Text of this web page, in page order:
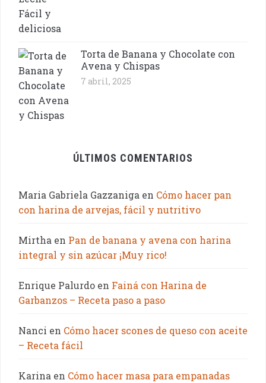
Torta de Banana y Chocolate con
Avena y Chispas
7 abril, 2025
ÚLTIMOS COMENTARIOS
Maria Gabriela Gazzaniga en Cómo hacer pan
con harina de arvejas, fácil y nutritivo
Mirtha en Pan de banana y avena con harina
integral y sin azúcar ¡Muy rico!
Enrique Palurdo en Fainá con Harina de
Garbanzos – Receta paso a paso
Nanci en Cómo hacer scones de queso con aceite
– Receta fácil
Karina en Cómo hacer masa para empanadas